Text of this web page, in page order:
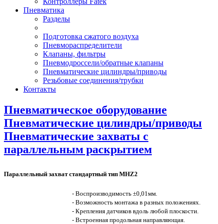
Пневматика
Разделы
Подготовка сжатого воздуха
Пневмораспределители
Клапаны, фильтры
Пневмодроссели/обратные клапаны
Пневматические цилиндры/приводы
Резьбовые соединения/трубки
Контакты
Пневматическое оборудование
Пневматические цилиндры/приводы
Пневматические захваты с
параллельным раскрытием
Параллельный захват стандартный тип MHZ2
- Воспроизводимость ±0,01мм.
- Возможность монтажа в разных положениях.
- Крепления датчиков вдоль любой плоскости.
- Встроенная продольная направляющая.